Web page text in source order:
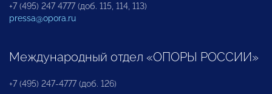
+7 (495) 247 4777 (доб. 115, 114, 113)
pressa@opora.ru
Международный отдел «ОПОРЫ РОССИИ»
+7 (495) 247-4777 (доб. 126)